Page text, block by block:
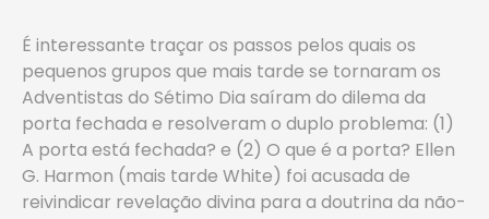
É interessante traçar os passos pelos quais os
pequenos grupos que mais tarde se tornaram os
Adventistas do Sétimo Dia saíram do dilema da
porta fechada e resolveram o duplo problema: (1)
A porta está fechada? e (2) O que é a porta? Ellen
G. Harmon (mais tarde White) foi acusada de
reivindicar revelação divina para a doutrina da não-